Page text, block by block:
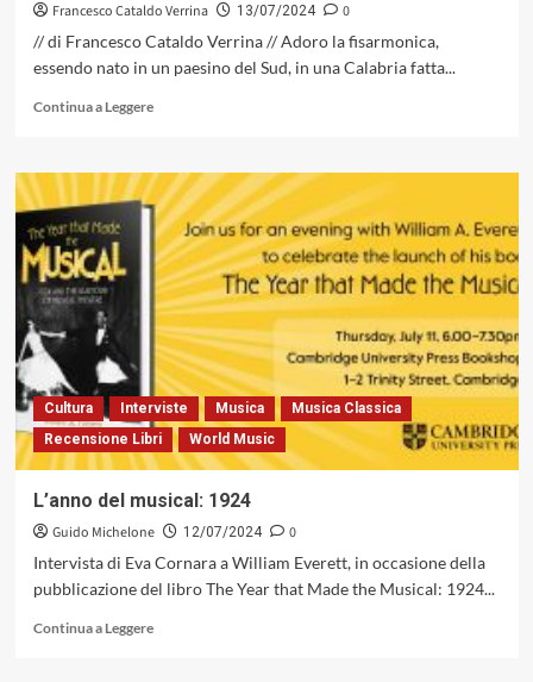
Francesco Cataldo Verrina 13/07/2024
0
// di Francesco Cataldo Verrina // Adoro la fisarmonica,
essendo nato in un paesino del Sud, in una Calabria fatta...
Continua a LeggereLeggi
su
Umbria
Jazz:
con
Galliano
e
Capossela,
una
piccola
arena
senza
gladiatori
Cultura Interviste Musica
Musica Classica
Recensione Libri
World Music
L’anno del musical: 1924
Guido Michelone 12/07/2024
0
Intervista di Eva Cornara a William Everett, in occasione della
pubblicazione del libro The Year that Made the Musical: 1924...
Continua a LeggereLeggi